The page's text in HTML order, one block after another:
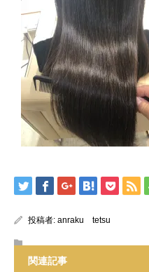
投稿者: anraku tetsu
関連記事